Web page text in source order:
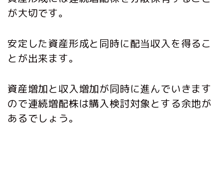
が大切です。
安定した資産形成と同時に配当収入を得るこ
とが出来ます。
資産増加と収入増加が同時に進んでいきます
ので連続増配株は購入検討対象とする余地が
あるでしょう。